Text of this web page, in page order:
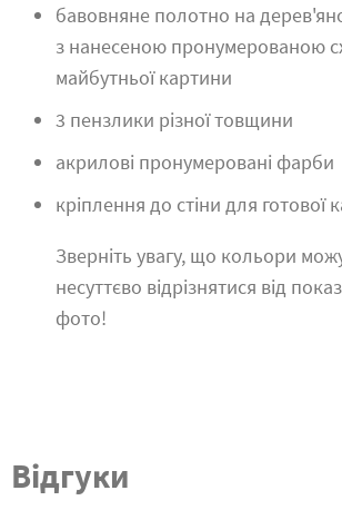
бавовняне полотно на
з нанесеною пронумерованою
майбутньої картини
3 пензлики різної товщини
акрилові пронумеровані фарби
кріплення до стіни для готової
Зверніть увагу, що кольори
несуттєво відрізнятися від
фото!
Відгуки